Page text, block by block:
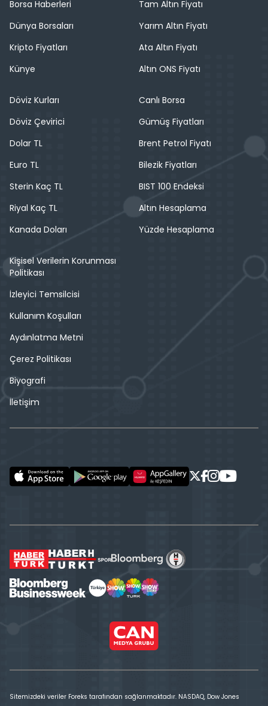
Borsa Haberleri
Dünya Borsaları
Kripto Fiyatları
Künye
Tam Altın Fiyatı
Yarım Altın Fiyatı
Ata Altın Fiyatı
Altın ONS Fiyatı
Döviz Kurları
Döviz Çevirici
Dolar TL
Euro TL
Sterin Kaç TL
Riyal Kaç TL
Kanada Doları
Canlı Borsa
Gümüş Fiyatları
Brent Petrol Fiyatı
Bilezik Fiyatları
BIST 100 Endeksi
Altın Hesaplama
Yüzde Hesaplama
Kişisel Verilerin Korunması
Politikası
İzleyici Temsilcisi
Kullanım Koşulları
Aydınlatma Metni
Çerez Politikası
Biyografi
İletişim
Sitemizdeki veriler Foreks tarafından sağlanmaktadır. NASDAQ, Dow Jones